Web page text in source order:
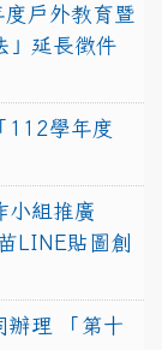
戶外教育暨
」延長徵件
112學年度
小組推廣
LINE貼圖創
辦理 「第十